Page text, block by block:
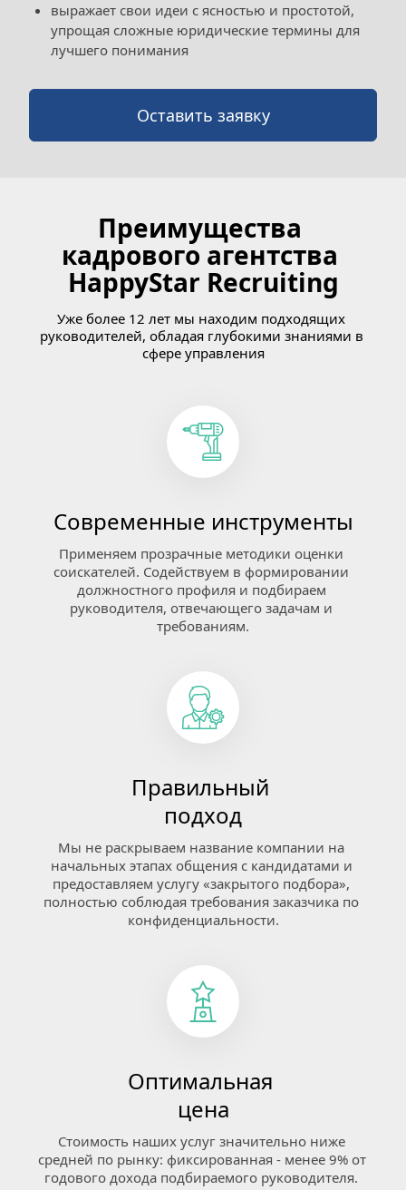
выражает свои идеи с ясностью и простотой,
упрощая сложные юридические термины для
лучшего понимания
Оставить заявку
Преимущества
кадрового агентства
HappyStar Recruiting
Уже более 12 лет мы находим подходящих
руководителей, обладая глубокими знаниями в
сфере управления
Современные инструменты
Применяем прозрачные методики оценки
соискателей. Содействуем в формировании
должностного профиля и подбираем
руководителя, отвечающего задачам и
требованиям.
Правильный
подход
Мы не раскрываем название компании на
начальных этапах общения с кандидатами и
предоставляем услугу «закрытого подбора»,
полностью соблюдая требования заказчика по
конфиденциальности.
Оптимальная
цена
Стоимость наших услуг значительно ниже
средней по рынку: фиксированная - менее 9% от
годового дохода подбираемого руководителя.